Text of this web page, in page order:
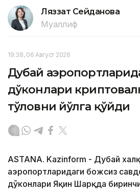
Ляззат Сейданова
Муаллиф
19:38, 06 Август 2026
Дубай
дўконлари
тўловни йўлга қўйди
ASTANA. Kazinform - Дубай
аэропортларидаги божсиз
дўконлари Яқин Шарқда